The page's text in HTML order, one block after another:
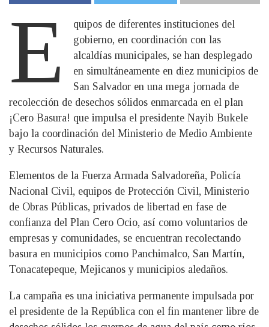
E
quipos de diferentes instituciones del
gobierno, en coordinación con las
alcaldías municipales, se han desplegado
en simultáneamente en diez municipios de
San Salvador en una mega jornada de
recolección de desechos sólidos enmarcada en el plan
¡Cero Basura! que impulsa el presidente Nayib Bukele
bajo la coordinación del Ministerio de Medio Ambiente
y Recursos Naturales.
Elementos de la Fuerza Armada Salvadoreña, Policía
Nacional Civil, equipos de Protección Civil, Ministerio
de Obras Públicas, privados de libertad en fase de
confianza del Plan Cero Ocio, así como voluntarios de
empresas y comunidades, se encuentran recolectando
basura en municipios como Panchimalco, San Martín,
Tonacatepeque, Mejicanos y municipios aledaños.
La campaña es una iniciativa permanente impulsada por
el presidente de la República con el fin mantener libre de